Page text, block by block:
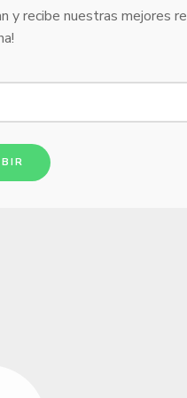
y recibe nuestras mejores